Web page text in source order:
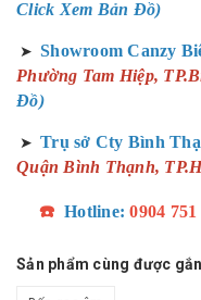
Click Xem Bản Đồ)
➤ Showroom Canzy
Phường Tam Hiệp,
Đồ)
➤ Trụ sở Cty Bình
Quận Bình Thạnh,
☎️ Hotline: 0904 751
Sản phẩm cùng được